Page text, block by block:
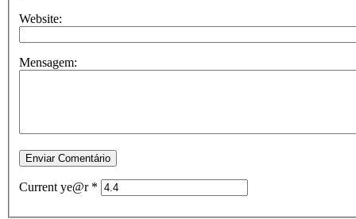
Website:
Mensagem:
Current ye@r *